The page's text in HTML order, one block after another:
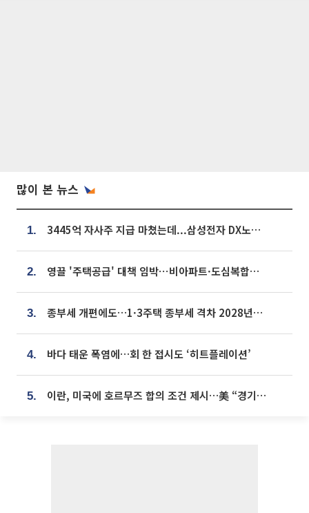
많이 본 뉴스
1. 3445억 자사주 지급 마쳤는데...삼성전자 DX노조, 뒤늦은 '떼쓰기 집회'
2. 영끌 '주택공급' 대책 임박⋯비아파트·도심복합까지 총동원
3. 종부세 개편에도…1·3주택 종부세 격차 2028년부터 확대
4. 바다 태운 폭염에…회 한 접시도 ‘히트플레이션’
5. 이란, 미국에 호르무즈 합의 조건 제시…美 “경기 아직 안 끝나” [종합]